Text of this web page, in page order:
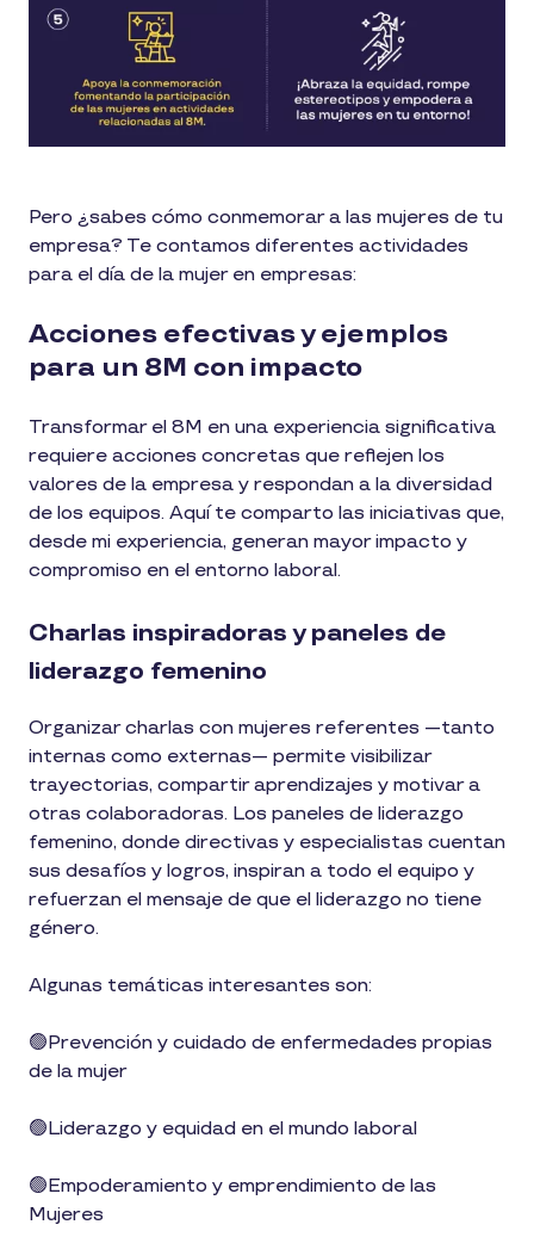
Pero ¿sabes cómo conmemorar a las mujeres de tu
empresa? Te contamos diferentes actividades
para el día de la mujer en empresas:
Acciones efectivas y ejemplos
para un 8M con impacto
Transformar el 8M en una experiencia significativa
requiere acciones concretas que reflejen los
valores de la empresa y respondan a la diversidad
de los equipos. Aquí te comparto las iniciativas que,
desde mi experiencia, generan mayor impacto y
compromiso en el entorno laboral.
Charlas inspiradoras y paneles de
liderazgo femenino
Organizar charlas con mujeres referentes —tanto
internas como externas— permite visibilizar
trayectorias, compartir aprendizajes y motivar a
otras colaboradoras. Los paneles de liderazgo
femenino, donde directivas y especialistas cuentan
sus desafíos y logros, inspiran a todo el equipo y
refuerzan el mensaje de que el liderazgo no tiene
género.
Algunas temáticas interesantes son:
🟢Prevención y cuidado de enfermedades propias
de la mujer
🟢Liderazgo y equidad en el mundo laboral
🟢Empoderamiento y emprendimiento de las
Mujeres